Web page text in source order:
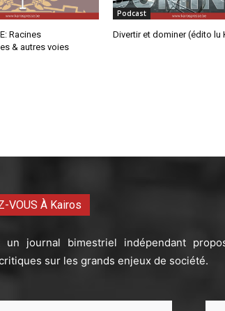
Racines
& autres voies
Podcast
Divertir et dominer (édito lu
VOUS À Kairos
un journal bimestriel indépendant
sur les grands enjeux de société.